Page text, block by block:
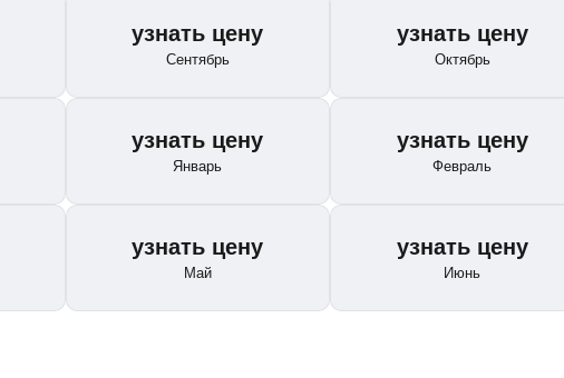
узнать цену
Сентябрь
узнать цену
Октябрь
узнать цену
Январь
узнать цену
Февраль
узнать цену
Май
узнать цену
Июнь